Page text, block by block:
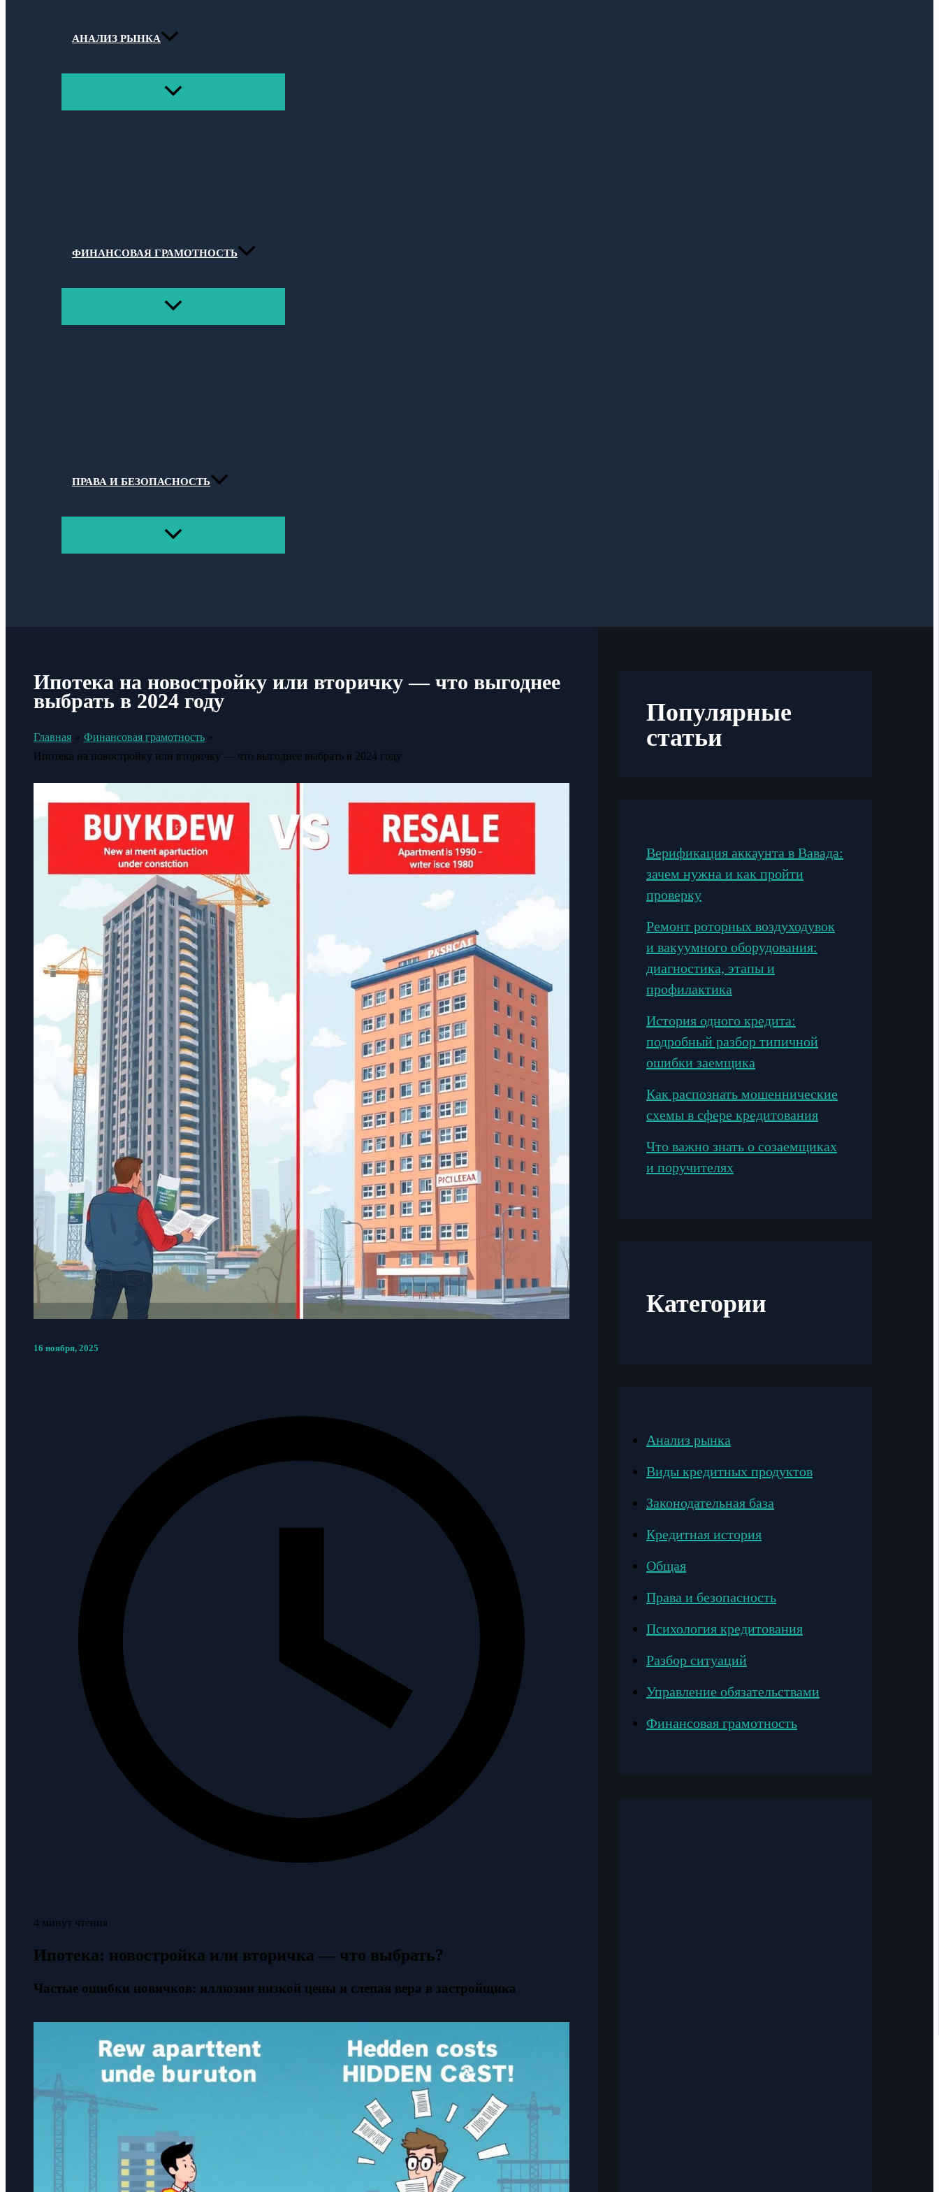
АНАЛИЗ РЫНКА
ПЕРЕКЛЮЧАТЕЛЬ
ФИНАНСОВАЯ ГРАМОТНОСТЬ
ПЕРЕКЛЮЧАТЕЛЬ
ПРАВА И БЕЗОПАСНОСТЬ
ПЕРЕКЛЮЧАТЕЛЬ
Ипотека на новостройку или вторичку — что выгоднее
выбрать в 2024 году
Главная
Финансовая грамотность
Ипотека на новостройку или вторичку — что выгоднее выбрать в 2024 году
16 ноября, 2025
4 минут чтения
Ипотека: новостройка или вторичка — что выбрать?
Частые ошибки новичков: иллюзии низкой цены и слепая вера в застройщика
Популярные
статьи
Верификация аккаунта в Вавада:
зачем нужна и как пройти
проверку
Ремонт роторных воздуходувок
и вакуумного оборудования:
диагностика, этапы и
профилактика
История одного кредита:
подробный разбор типичной
ошибки заемщика
Как распознать мошеннические
схемы в сфере кредитования
Что важно знать о созаемщиках
и поручителях
Категории
Анализ рынка
Виды кредитных продуктов
Законодательная база
Кредитная история
Общая
Права и безопасность
Психология кредитования
Разбор ситуаций
Управление обязательствами
Финансовая грамотность